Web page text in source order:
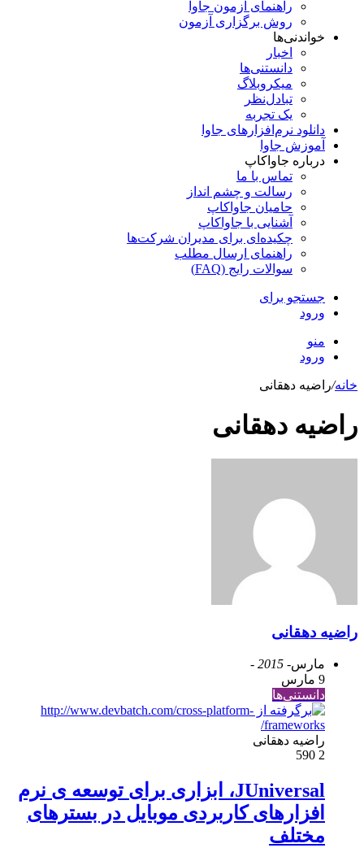
راهنمای آزمون جاوا
روش برگزاری آزمون
خواندنی‌ها
اخبار
دانستنی‌ها
میکروبلاگ
تبادل‌نظر
یک تجربه
دانلود نرم‌افزارهای جاوا
آموزش جاوا
درباره جاواکاپ
تماس با ما
رسالت و چشم انداز
حامیان جاواکاپ
آشنایی با جاواکاپ
چکیده‌ای برای مدیران شرکت‌ها
راهنمای ارسال مطلب
سوالات رایج (FAQ)
جستجو برای
ورود
منو
ورود
خانه/راضیه دهقانی
راضیه دهقانی
راضیه دهقانی
مارس- 2015 -
9 مارس
دانستنی‌ها
راضیه دهقانی
2
JUniversal، ابزاری برای توسعه ی نرم
افزارهای کاربردی موبایل در بسترهای
مختلف